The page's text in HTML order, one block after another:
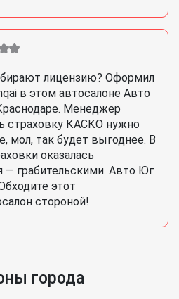
лицензию? Оформил
в этом автосалоне Авто
Менеджер
страховку КАСКО нужно
мол, так будет выгоднее. В
оказалась
— грабительскими. Авто Юг
этот
стороной!
города